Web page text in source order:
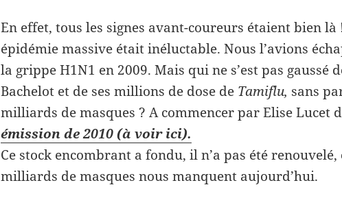
En effet, tous les signes avant-coureurs étaient bien là
épidémie massive était inéluctable. Nous l’avions
la grippe H1N1 en 2009. Mais qui ne s’est pas gaussé
Bachelot et de ses millions de dose de Tamiflu, sans
milliards de masques ? A commencer par Elise Lucet
émission de 2010 (à voir ici).
Ce stock encombrant a fondu, il n’a pas été renouvelé,
milliards de masques nous manquent aujourd’hui.